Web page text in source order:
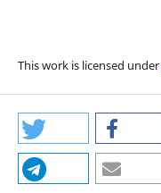
This work is licensed under